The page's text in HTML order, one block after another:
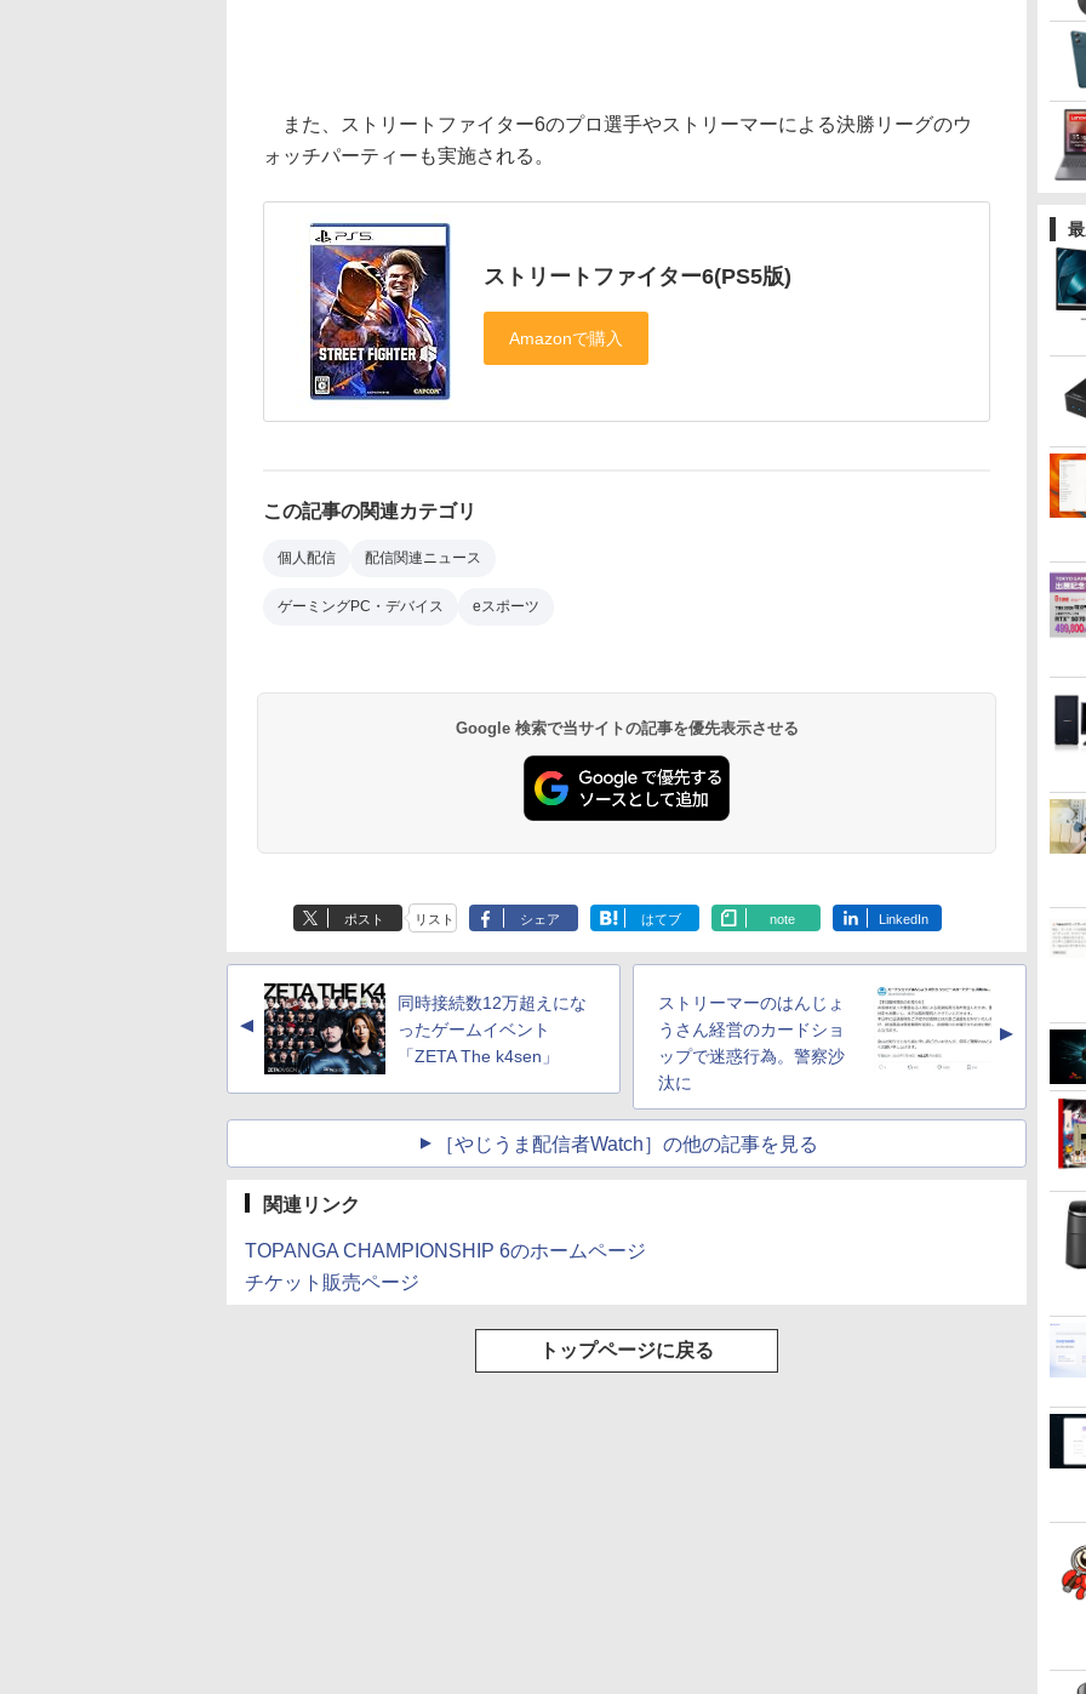
また、ストリートファイター6のプロ選手やストリーマーによる決勝リーグのウ
ォッチパーティーも実施される。
ストリートファイター6(PS5版)
この記事の関連カテゴリ
個人配信 配信関連ニュース
ゲーミングPC・デバイス eスポーツ
Google 検索で当サイトの記事を優先表示させる
ポスト リスト シェア はてブ note LinkedIn
▲
同時接続数12万超えにな
ったゲームイベント
「ZETA The k4sen」
ストリーマーのはんじょ
うさん経営のカードショ
ップで迷惑行為。警察沙
汰に
▲
［やじうま配信者Watch］の他の記事を見る
関連リンク
TOPANGA CHAMPIONSHIP 6のホームページ
チケット販売ページ
トップページに戻る